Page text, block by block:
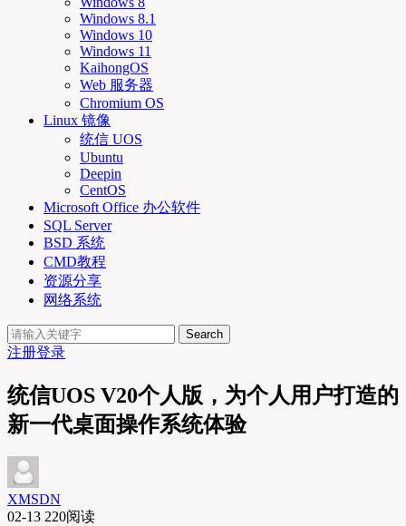
Windows 8.1
Windows 10
Windows 11
KaihongOS
Web 服务器
Chromium OS
Linux 镜像
统信 UOS
Ubuntu
Deepin
CentOS
Microsoft Office 办公软件
SQL Server
BSD 系统
CMD教程
资源分享
网络系统
Search
注册登录
统信UOS V20个人版，为个人用户打造的
新一代桌面操作系统体验
XMSDN
02-13 220阅读